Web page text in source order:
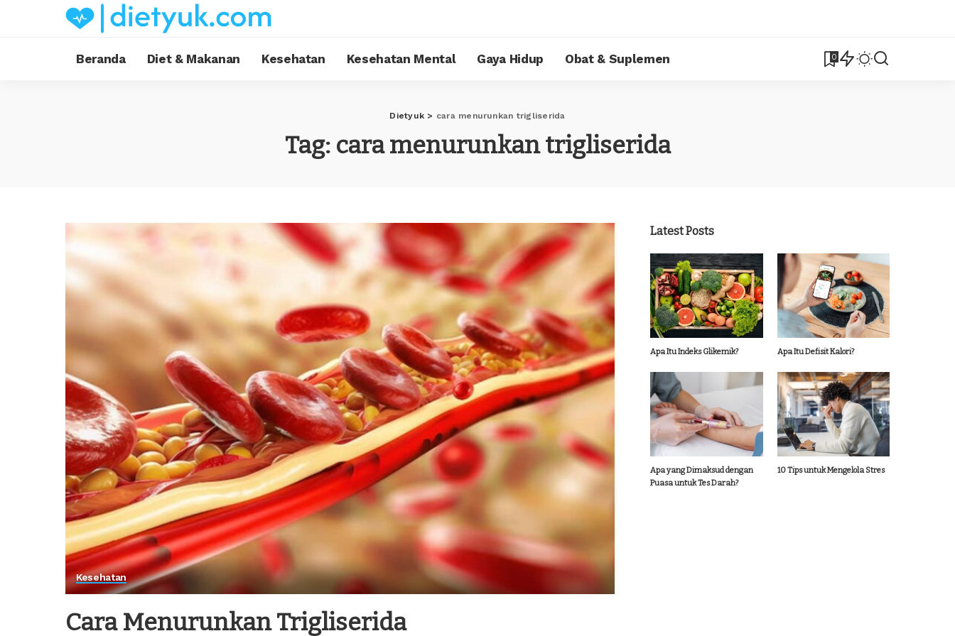
Beranda Diet & Makanan Kesehatan Kesehatan Mental Gaya Hidup Obat & Suplemen 0
Dietyuk > cara menurunkan trigliserida
Tag: cara menurunkan trigliserida
Kesehatan
Cara Menurunkan Trigliserida
Latest Posts
Apa Itu Indeks Glikemik? Apa Itu Defisit Kalori?
Apa yang Dimaksud dengan
Puasa untuk Tes Darah?
10 Tips untuk Mengelola Stres